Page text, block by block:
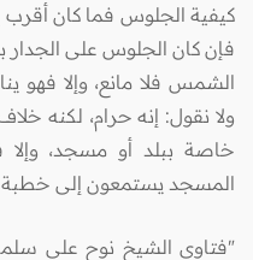
كيفية الجلوس فما كان أقرب
فإن كان الجلوس على الجدار
الشمس فلا مانع، وإلا فهو
ولا نقول: إنه حرام، لكنه
خاصة ببلد أو مسجد،
المسجد يستمعون إلى خطبة
"فتاوى الشيخ نوح علي